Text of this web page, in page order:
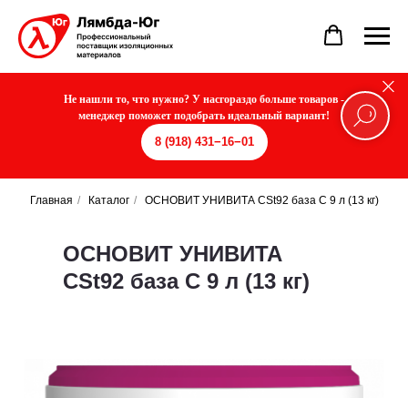
Не нашли то, что нужно? У насгораздо больше товаров -
менеджер поможет подобрать идеальный вариант!
8 (918) 431−16−01
Главная / Каталог / ОСНОВИТ УНИВИТА CSt92 база С 9 л (13 кг)
ОСНОВИТ УНИВИТА
CSt92 база С 9 л (13 кг)